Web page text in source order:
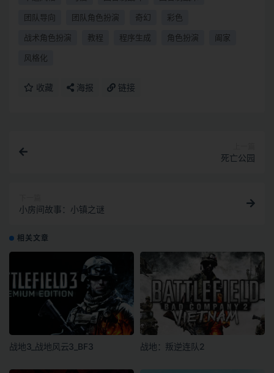
团队导向 团队角色扮演 奇幻 彩色
战术角色扮演 教程 程序生成 角色扮演 阖家
风格化
收藏 海报 链接
死亡公园
小房间故事：小镇之谜
相关文章
战地3_战地风云3_BF3 战地：叛逆连队2